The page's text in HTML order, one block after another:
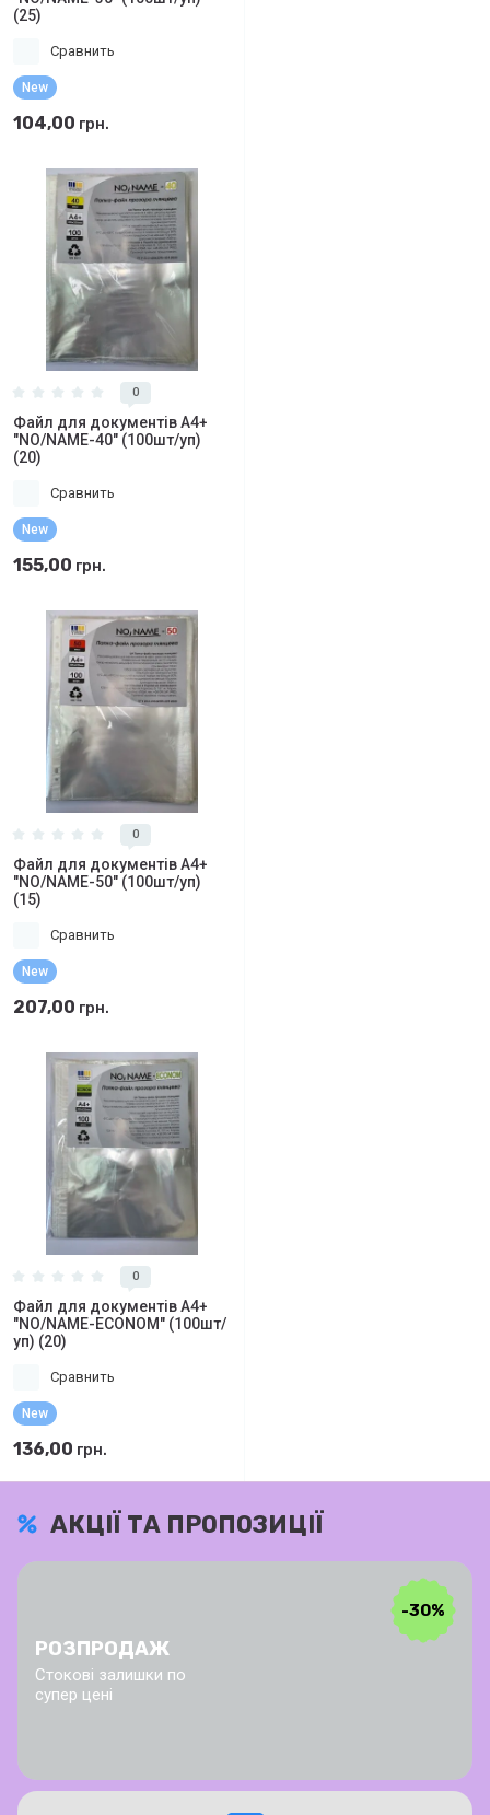
(25)
Сравнить
New
104,00 грн.
0
Файл для документів А4+
"NO/NAME-40" (100шт/уп)
(20)
Сравнить
New
155,00 грн.
0
Файл для документів А4+
"NO/NAME-50" (100шт/уп)
(15)
Сравнить
New
207,00 грн.
0
Файл для документів А4+
"NO/NAME-ECONOM" (100шт/
уп) (20)
Сравнить
New
136,00 грн.
АКЦІЇ ТА ПРОПОЗИЦІЇ
РОЗПРОДАЖ
Стокові залишки по
супер цені
-30%